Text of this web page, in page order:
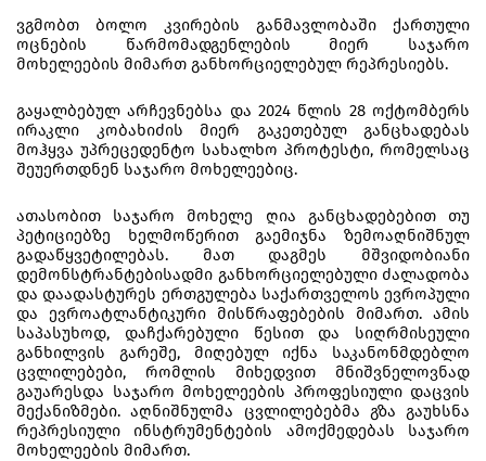
ვგმობთ ბოლო კვირების განმავლობაში ქართული
ოცნების წარმომადგენლების მიერ საჯარო
მოხელეების მიმართ განხორციელებულ რეპრესიებს.
გაყალბებულ არჩევნებსა და 2024 წლის 28 ოქტომბერს
ირაკლი კობახიძის მიერ გაკეთებულ განცხადებას
მოჰყვა უპრეცედენტო სახალხო პროტესტი, რომელსაც
შეუერთდნენ საჯარო მოხელეებიც.
ათასობით საჯარო მოხელე ღია განცხადებებით თუ
პეტიციებზე ხელმოწერით გაემიჯნა ზემოაღნიშნულ
გადაწყვეტილებას. მათ დაგმეს მშვიდობიანი
დემონსტრანტებისადმი განხორციელებული ძალადობა
და დაადასტურეს ერთგულება საქართველოს ევროპული
და ევროატლანტიკური მისწრაფებების მიმართ. ამის
საპასუხოდ, დაჩქარებული წესით და სიღრმისეული
განხილვის გარეშე, მიღებულ იქნა საკანონმდებლო
ცვლილებები, რომლის მიხედვით მნიშვნელოვნად
გაუარესდა საჯარო მოხელეების პროფესიული დაცვის
მექანიზმები. აღნიშნულმა ცვლილებებმა გზა გაუხსნა
რეპრესიული ინსტრუმენტების ამოქმედებას საჯარო
მოხელეების მიმართ.